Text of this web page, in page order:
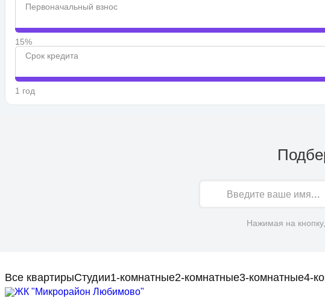
Первоначальный взнос
15%
Срок кредита
1 год
Нажимая на
Все квартирыСтудии1-комнатные2-комнатные3-комнатные4-